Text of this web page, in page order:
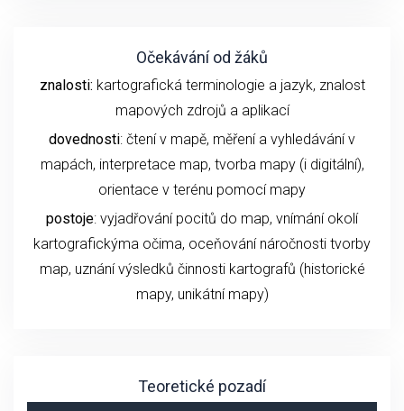
Očekávání od žáků
znalosti: kartografická terminologie a jazyk, znalost
mapových zdrojů a aplikací
dovednosti: čtení v mapě, měření a vyhledávání v
mapách, interpretace map, tvorba mapy (i digitální),
orientace v terénu pomocí mapy
postoje: vyjadřování pocitů do map, vnímání okolí
kartografickýma očima, oceňování náročnosti tvorby
map, uznání výsledků činnosti kartografů (historické
mapy, unikátní mapy)
Teoretické pozadí